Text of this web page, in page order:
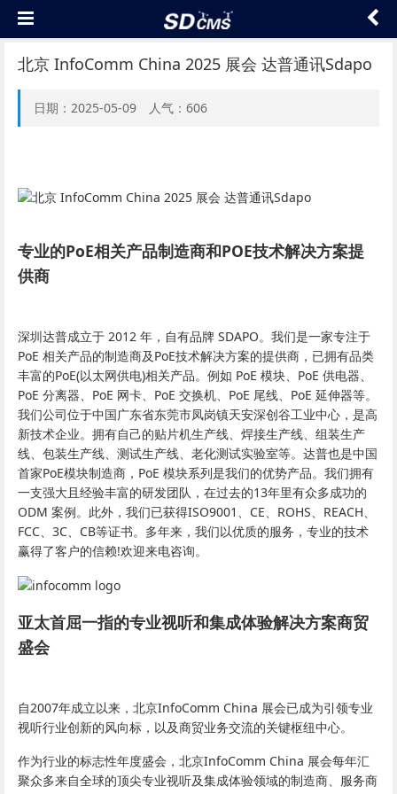
北京 InfoComm China 2025 展会 达普通讯Sdapo
日期：2025-05-09 人气：606
专业的PoE相关产品制造商和POE技术解决方案提
供商
深圳达普成立于 2012 年，自有品牌 SDAPO。我们是一家专注于
PoE 相关产品的制造商及PoE技术解决方案的提供商，已拥有品类
丰富的PoE(以太网供电)相关产品。例如 PoE 模块、PoE 供电器、
PoE 分离器、PoE 网卡、PoE 交换机、PoE 尾线、PoE 延伸器等。
我们公司位于中国广东省东莞市凤岗镇天安深创谷工业中心，是高
新技术企业。拥有自己的贴片机生产线、焊接生产线、组装生产
线、包装生产线、测试生产线、老化测试实验室等。达普也是中国
首家PoE模块制造商，PoE 模块系列是我们的优势产品。我们拥有
一支强大且经验丰富的研发团队，在过去的13年里有众多成功的
ODM 案例。此外，我们已获得ISO9001、CE、ROHS、REACH、
FCC、3C、CB等证书。多年来，我们以优质的服务，专业的技术
赢得了客户的信赖!欢迎来电咨询。
亚太首屈一指的专业视听和集成体验解决方案商贸
盛会
自2007年成立以来，北京InfoComm China 展会已成为引领专业
视听行业创新的风向标，以及商贸业务交流的关键枢纽中心。
作为行业的标志性年度盛会，北京InfoComm China 展会每年汇
聚众多来自全球的顶尖专业视听及集成体验领域的制造商、服务商